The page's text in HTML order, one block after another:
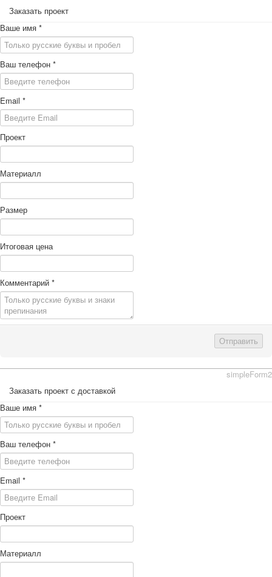
Заказать проект
Ваше имя *
Ваш телефон *
Email *
Проект
Материалл
Размер
Итоговая цена
Комментарий *
Отправить
simpleForm2
Заказать проект с доставкой
Ваше имя *
Ваш телефон *
Email *
Проект
Материалл